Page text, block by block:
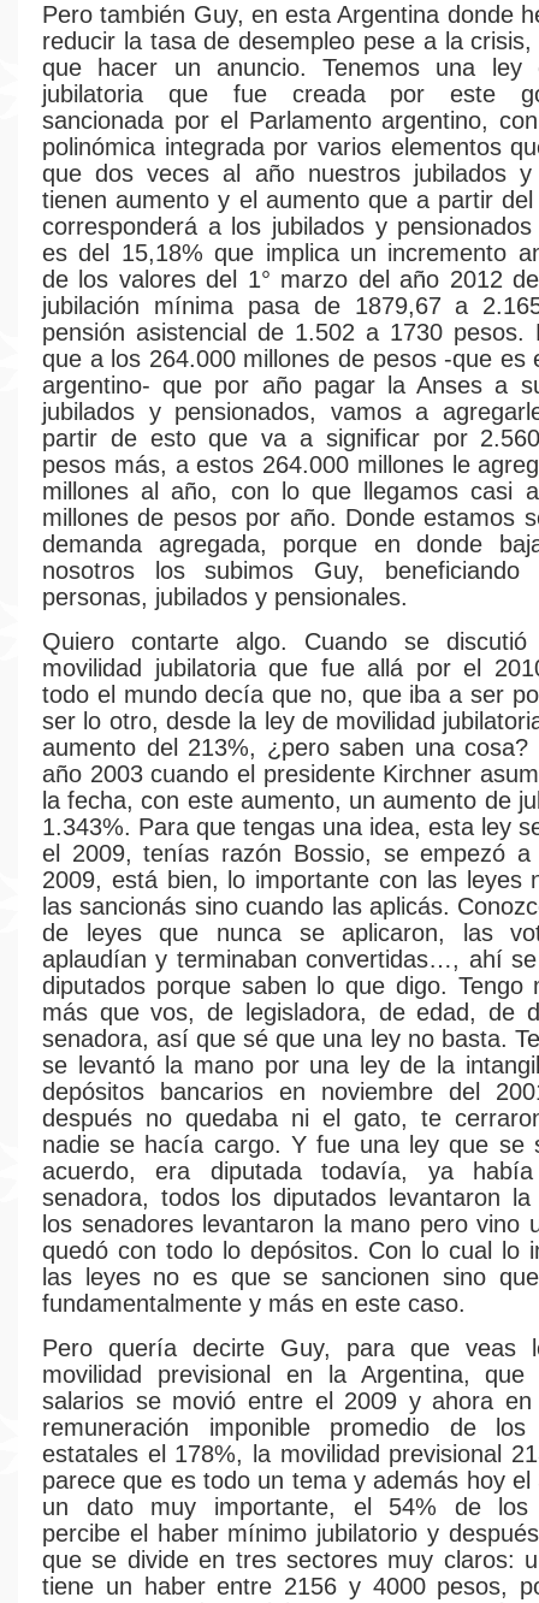
Pero también Guy, en esta Argentina donde
reducir la tasa de desempleo pese a la
que hacer un anuncio. Tenemos una ley
jubilatoria que fue creada por este
sancionada por el Parlamento argentino,
polinómica integrada por varios elementos
que dos veces al año nuestros jubilados y
tienen aumento y el aumento que a partir
corresponderá a los jubilados y
es del 15,18% que implica un incremento
de los valores del 1° marzo del año 2012
jubilación mínima pasa de 1879,67 a
pensión asistencial de 1.502 a 1730 pesos.
que a los 264.000 millones de pesos -que es
argentino- que por año pagar la Anses a
jubilados y pensionados, vamos a
partir de esto que va a significar por
pesos más, a estos 264.000 millones le
millones al año, con lo que llegamos casi
millones de pesos por año. Donde estamos
demanda agregada, porque en donde
nosotros los subimos Guy, beneficiando
personas, jubilados y pensionales.
Quiero contarte algo. Cuando se
movilidad jubilatoria que fue allá por el
todo el mundo decía que no, que iba a ser
ser lo otro, desde la ley de movilidad
aumento del 213%, ¿pero saben una cosa?
año 2003 cuando el presidente Kirchner
la fecha, con este aumento, un aumento de
1.343%. Para que tengas una idea, esta ley
el 2009, tenías razón Bossio, se empezó
2009, está bien, lo importante con las leyes
las sancionás sino cuando las aplicás.
de leyes que nunca se aplicaron, las
aplaudían y terminaban convertidas…, ahí
diputados porque saben lo que digo. Tengo
más que vos, de legisladora, de edad, de
senadora, así que sé que una ley no basta.
se levantó la mano por una ley de la
depósitos bancarios en noviembre del
después no quedaba ni el gato, te
nadie se hacía cargo. Y fue una ley que se
acuerdo, era diputada todavía, ya
senadora, todos los diputados levantaron
los senadores levantaron la mano pero vino
quedó con todo lo depósitos. Con lo cual lo
las leyes no es que se sancionen sino
fundamentalmente y más en este caso.
Pero quería decirte Guy, para que veas
movilidad previsional en la Argentina,
salarios se movió entre el 2009 y ahora
remuneración imponible promedio de los
estatales el 178%, la movilidad previsional
parece que es todo un tema y además hoy
un dato muy importante, el 54% de los
percibe el haber mínimo jubilatorio y
que se divide en tres sectores muy claros:
tiene un haber entre 2156 y 4000 pesos,